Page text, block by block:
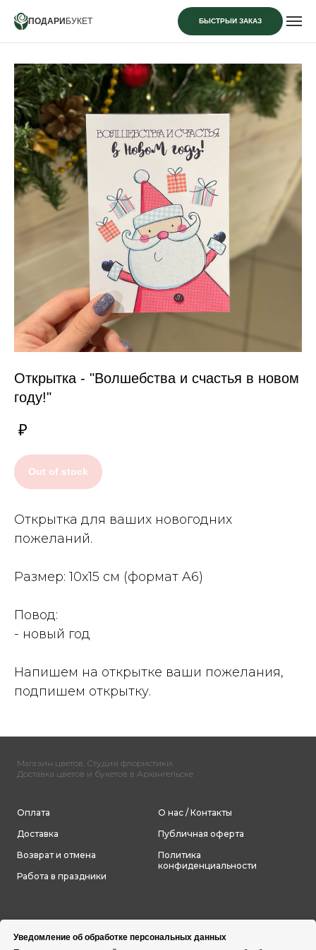
ПОДАРИ БУКЕТ БЫСТРЫЙ ЗАКАЗ
Уведомление об обработке персональных данных
Открытка - "Волшебства и счастья в новом
году!"
₽
Out of stock
Открытка для ваших новогодних
пожеланий.
Размер: 10x15 см (формат A6)
Повод:
- новый год
Напишем на открытке ваши пожелания,
подпишем открытку.
Магазин цветов. Студия флористики.
Доставка цветов и букетов в Архангельске
Оплата
Доставка
Возврат и отмена
Работа в праздники
О нас / Контакты
Публичная оферта
Политика
конфиденциальности